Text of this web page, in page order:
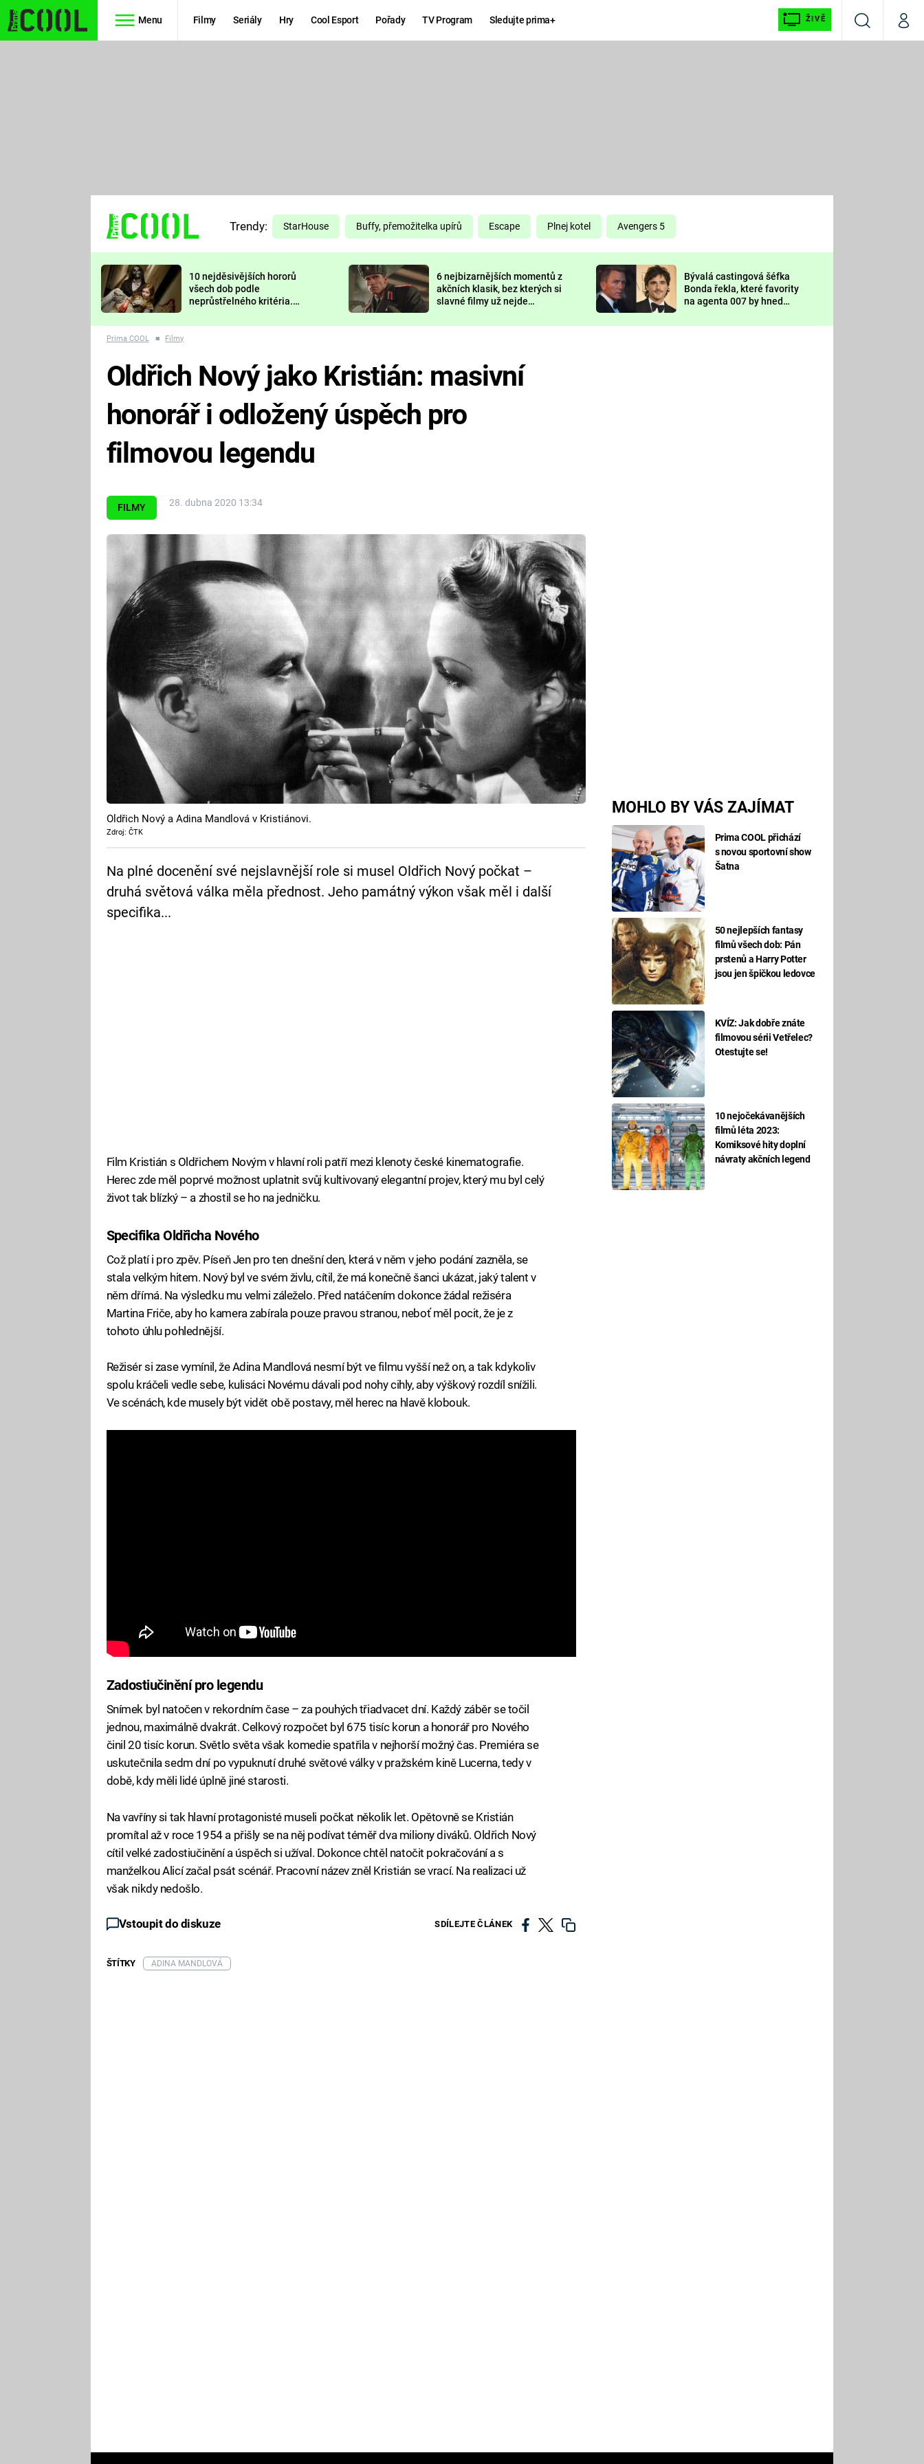
Menu Filmy Seriály Hry Cool Esport Pořady TV Program Sledujte prima+ ŽIVĚ
VyhledáváníMůj
TŘESKU
FUTURAMA
PREDÁTOR
DELIVERANCE
KOMEDIE
CHUCK
NORRIS
DEADPOOL
Prima LAJK
Sledujte nás
Trendy: StarHouse Buffy, přemožitelka upírů Escape Plnej kotel Avengers 5
10 nejděsivějších hororů
všech dob podle
neprůstřelného kritéria.
nejvíc zvednou tep?
6 nejbizarnějších momentů z
akčních klasik, bez kterých si
slavné filmy už nejde
Bývalá castingová šéfka
Bonda řekla, které favority
na agenta 007 by hned
Prima COOL ■ Filmy
FILMY 28. dubna 2020 13:34
MOHLO BY VÁS ZAJÍMAT
Prima COOL přichází
s novou sportovní show
Šatna
50 nejlepších fantasy
filmů všech dob: Pán
prstenů a Harry Potter
jsou jen špičkou ledovce
KVÍZ: Jak dobře znáte
filmovou sérii Vetřelec?
Otestujte se!
10 nejočekávanějších
filmů léta 2023:
Komiksové hity doplní
návraty akčních legend
Oldřich Nový jako Kristián: masivní
honorář i odložený úspěch pro
filmovou legendu
Oldřich Nový a Adina Mandlová v Kristiánovi.
Zdroj: ČTK
Na plné docenění své nejslavnější role si musel Oldřich Nový počkat –
druhá světová válka měla přednost. Jeho památný výkon však měl i další
specifika...
Film Kristián s Oldřichem Novým v hlavní roli patří mezi klenoty české kinematografie.
Herec zde měl poprvé možnost uplatnit svůj kultivovaný elegantní projev, který mu byl celý
život tak blízký – a zhostil se ho na jedničku.
Specifika Oldřicha Nového
Což platí i pro zpěv. Píseň Jen pro ten dnešní den, která v něm v jeho podání zazněla, se
stala velkým hitem. Nový byl ve svém živlu, cítil, že má konečně šanci ukázat, jaký talent v
něm dřímá. Na výsledku mu velmi záleželo. Před natáčením dokonce žádal režiséra
Martina Friče, aby ho kamera zabírala pouze pravou stranou, neboť měl pocit, že je z
tohoto úhlu pohlednější.
Režisér si zase vymínil, že Adina Mandlová nesmí být ve filmu vyšší než on, a tak kdykoliv
spolu kráčeli vedle sebe, kulisáci Novému dávali pod nohy cihly, aby výškový rozdíl snížili.
Ve scénách, kde musely být vidět obě postavy, měl herec na hlavě klobouk.
Zadostiučinění pro legendu
Snímek byl natočen v rekordním čase – za pouhých třiadvacet dní. Každý záběr se točil
jednou, maximálně dvakrát. Celkový rozpočet byl 675 tisíc korun a honorář pro Nového
činil 20 tisíc korun. Světlo světa však komedie spatřila v nejhorší možný čas. Premiéra se
uskutečnila sedm dní po vypuknutí druhé světové války v pražském kině Lucerna, tedy v
době, kdy měli lidé úplně jiné starosti.
Na vavříny si tak hlavní protagonisté museli počkat několik let. Opětovně se Kristián
promítal až v roce 1954 a přišly se na něj podívat téměř dva miliony diváků. Oldřich Nový
cítil velké zadostiučinění a úspěch si užíval. Dokonce chtěl natočit pokračování a s
manželkou Alicí začal psát scénář. Pracovní název zněl Kristián se vrací. Na realizaci už
však nikdy nedošlo.
Vstoupit do diskuze SDÍLEJTE ČLÁNEK
ŠTÍTKY ADINA MANDLOVÁ